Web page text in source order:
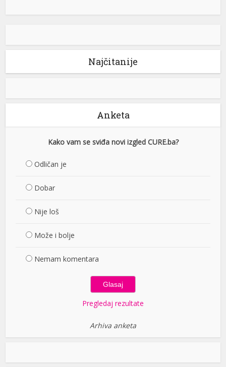
Najčitanije
Anketa
Kako vam se sviđa novi izgled CURE.ba?
Odličan je
Dobar
Nije loš
Može i bolje
Nemam komentara
Pregledaj rezultate
Arhiva anketa